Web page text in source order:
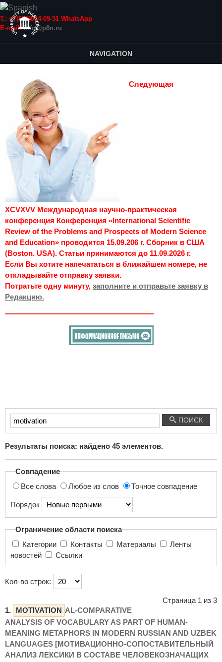
Т.: +7(915)814-09-51 WhatsApp
E-mail:info@p8n.ru
NAVIGATION
Следующая
XCVXVV Международная научно-практическая
конференция Конференция «International Scientific
Review of the Problems and Prospects of Modern Science
and Education» проводится 15.09.206 г. Сборник в США
(Boston. USA). Статьи принимаются до 11.09.2026 г.
Если Вы хотите напечататься в ближайшем номере, не
откладывайте отправку заявки.
Потратьте одну минуту, заполните и отправьте заявку в
Редакцию.
Введите
текст
поиска...
ПОИСК
Результаты поиска: найдено 45 элементов.
Совпадение
Все слова
Любое из слов Точное совпадение
Порядок
Ограничение области поиска
Категории
Контакты Материалы
новостей
Ссылки
Кол-во строк:
Страница 1 из 3
1.
MOTIVATION AL-COMPARATIVE
ANALYSIS OF VOCABULARY AS PART OF HUMAN-
MEANING METAPHORS IN MODERN RUSSIAN AND UZBEK
LANGUAGES [МОТИВАЦИОННО-СОПОСТАВИТЕЛЬНЫЙ
АНАЛИЗ ЛЕКСИКИ В СОСТАВЕ ЧЕЛОВЕКОЗНАЧАЩИХ